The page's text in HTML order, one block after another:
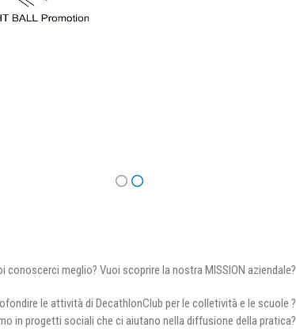
conoscerci meglio? Vuoi scoprire la nostra MISSION aziendale?
le attività di DecathlonClub per le colletività e le scuole ?
in progetti sociali che ci aiutano nella diffusione della pratica?